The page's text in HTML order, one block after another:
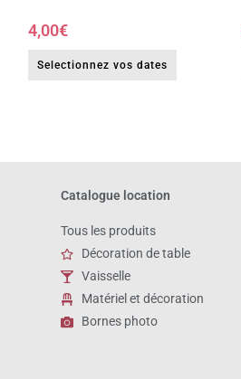
4,00€
Selectionnez vos dates
Catalogue location
Tous les produits
Décoration de table
Vaisselle
Matériel et décoration
Bornes photo